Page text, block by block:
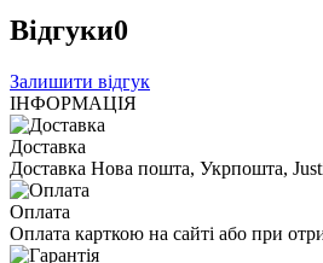
Відгуки0
Залишити відгук
ІНФОРМАЦІЯ
Доставка
Доставка Нова пошта, Укрпошта,
Оплата
Оплата карткою на сайті або при